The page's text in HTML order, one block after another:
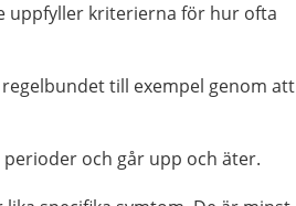
uppfyller kriterierna för hur ofta
till exempel genom att
och går upp och äter.